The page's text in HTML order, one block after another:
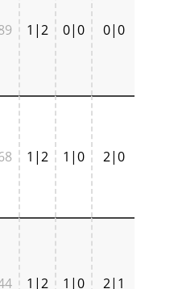
1|2 0|0 0|0
1|2 1|0 2|0
1|2 1|0 2|1